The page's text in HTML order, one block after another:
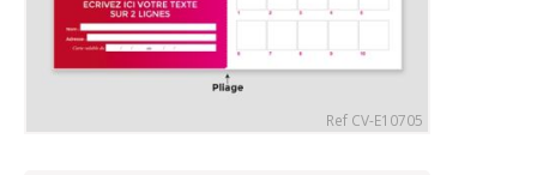
Ref CV-E10705